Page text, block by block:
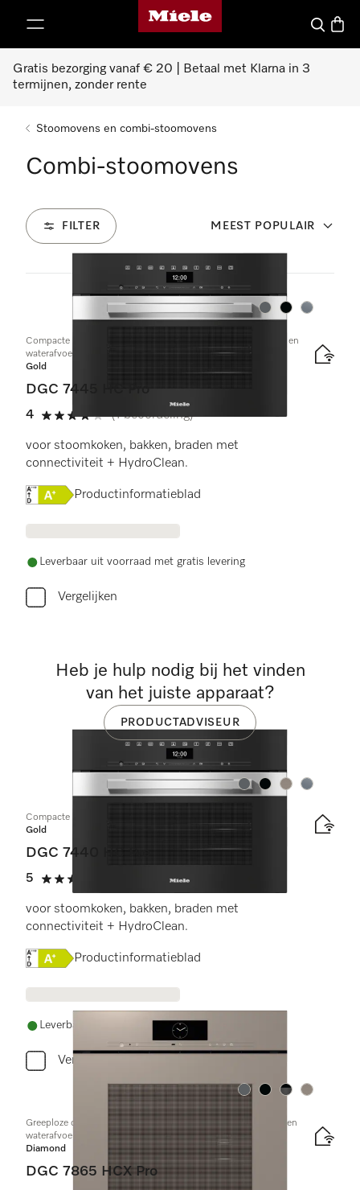
Homepage van Miele
Wat zoek
Gratis bezorging vanaf € 20 | Betaal met Klarna in 3
termijnen, zonder rente
Stoomovens en combi-stoomovens
Combi-stoomovens
FILTER MEEST POPULAIR
77
Producten
Kleur:Kleur:Kleur:
Compacte combi-stoomoven met aansluiting voor vers water en
waterafvoer
Gold
DGC 7445 HC Pro
4
4 sterren op 5
(1 beoordeling)
voor stoomkoken, bakken, braden met
connectiviteit + HydroClean.
Online Label Flag, Energielabel
Productinformatieblad
Leverbaar uit voorraad met gratis levering
Vergelijken
Kleur:Kleur:Kleur:Kleur:
Compacte combi-stoomoven
Gold
DGC 7440 HC Pro
5
5 sterren op 5
(3 beoordelingen)
voor stoomkoken, bakken, braden met
connectiviteit + HydroClean.
Online Label Flag, Energielabel
Productinformatieblad
Leverbaar uit voorraad met gratis levering
Vergelijken
Kleur:Kleur:Kleur:Kleur:
Greeploze combi-stoomoven met aansluiting voor vers water en
waterafvoer
Diamond
DGC 7865 HCX Pro
Heb je hulp nodig bij het vinden
van het juiste apparaat?
PRODUCTADVISEUR